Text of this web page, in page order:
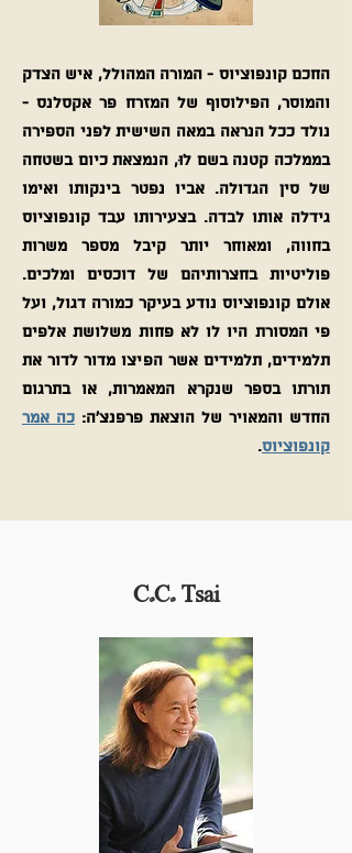
החכם קונפוציוס - המורה המהולל, איש הצדק
והמוסר, הפילוסוף של המזרח פר אקסלנס -
נולד ככל הנראה במאה השישית לפני הספירה
בממלכה קטנה בשם לוּ, הנמצאת כיום בשטחה
של סין הגדולה. אביו נפטר בינקותו ואימו
גידלה אותו לבדה. בצעירותו עבד קונפוציוס
בחווה, ומאוחר יותר קיבל מספר משרות
פוליטיות בחצרותיהם של דוכסים ומלכים.
אולם קונפוציוס נודע בעיקר כמורה דגול, ועל
פי המסורת היו לו לא פחות משלושת אלפים
תלמידים, תלמידים אשר הפיצו מדור לדור את
תורתו בספר שנקרא המאמרות, או בתרגום
החדש והמאויר של הוצאת פרפנצ'ה: כה אמר
קונפוציוס.
C.C. Tsai